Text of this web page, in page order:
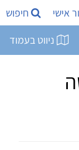
אישי חיפוש
ניווט בעמוד